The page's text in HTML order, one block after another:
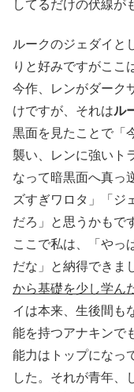
してるだけの伏線が
ルークのジェダイと
りと好みですがここ
今作、レンがダーク
けですが、それはル
黒面を見たことで「
襲い、レンに強いト
なって暗黒面へ真っ
ズすぎワロタ」「ジ
だろ」と思うかもで
ここで私は、「やっ
だな」と納得できま
から基礎を少し学ん
イは本来、生後間も
能を持つアナキンで
能力はトップになっ
した。それが青年、